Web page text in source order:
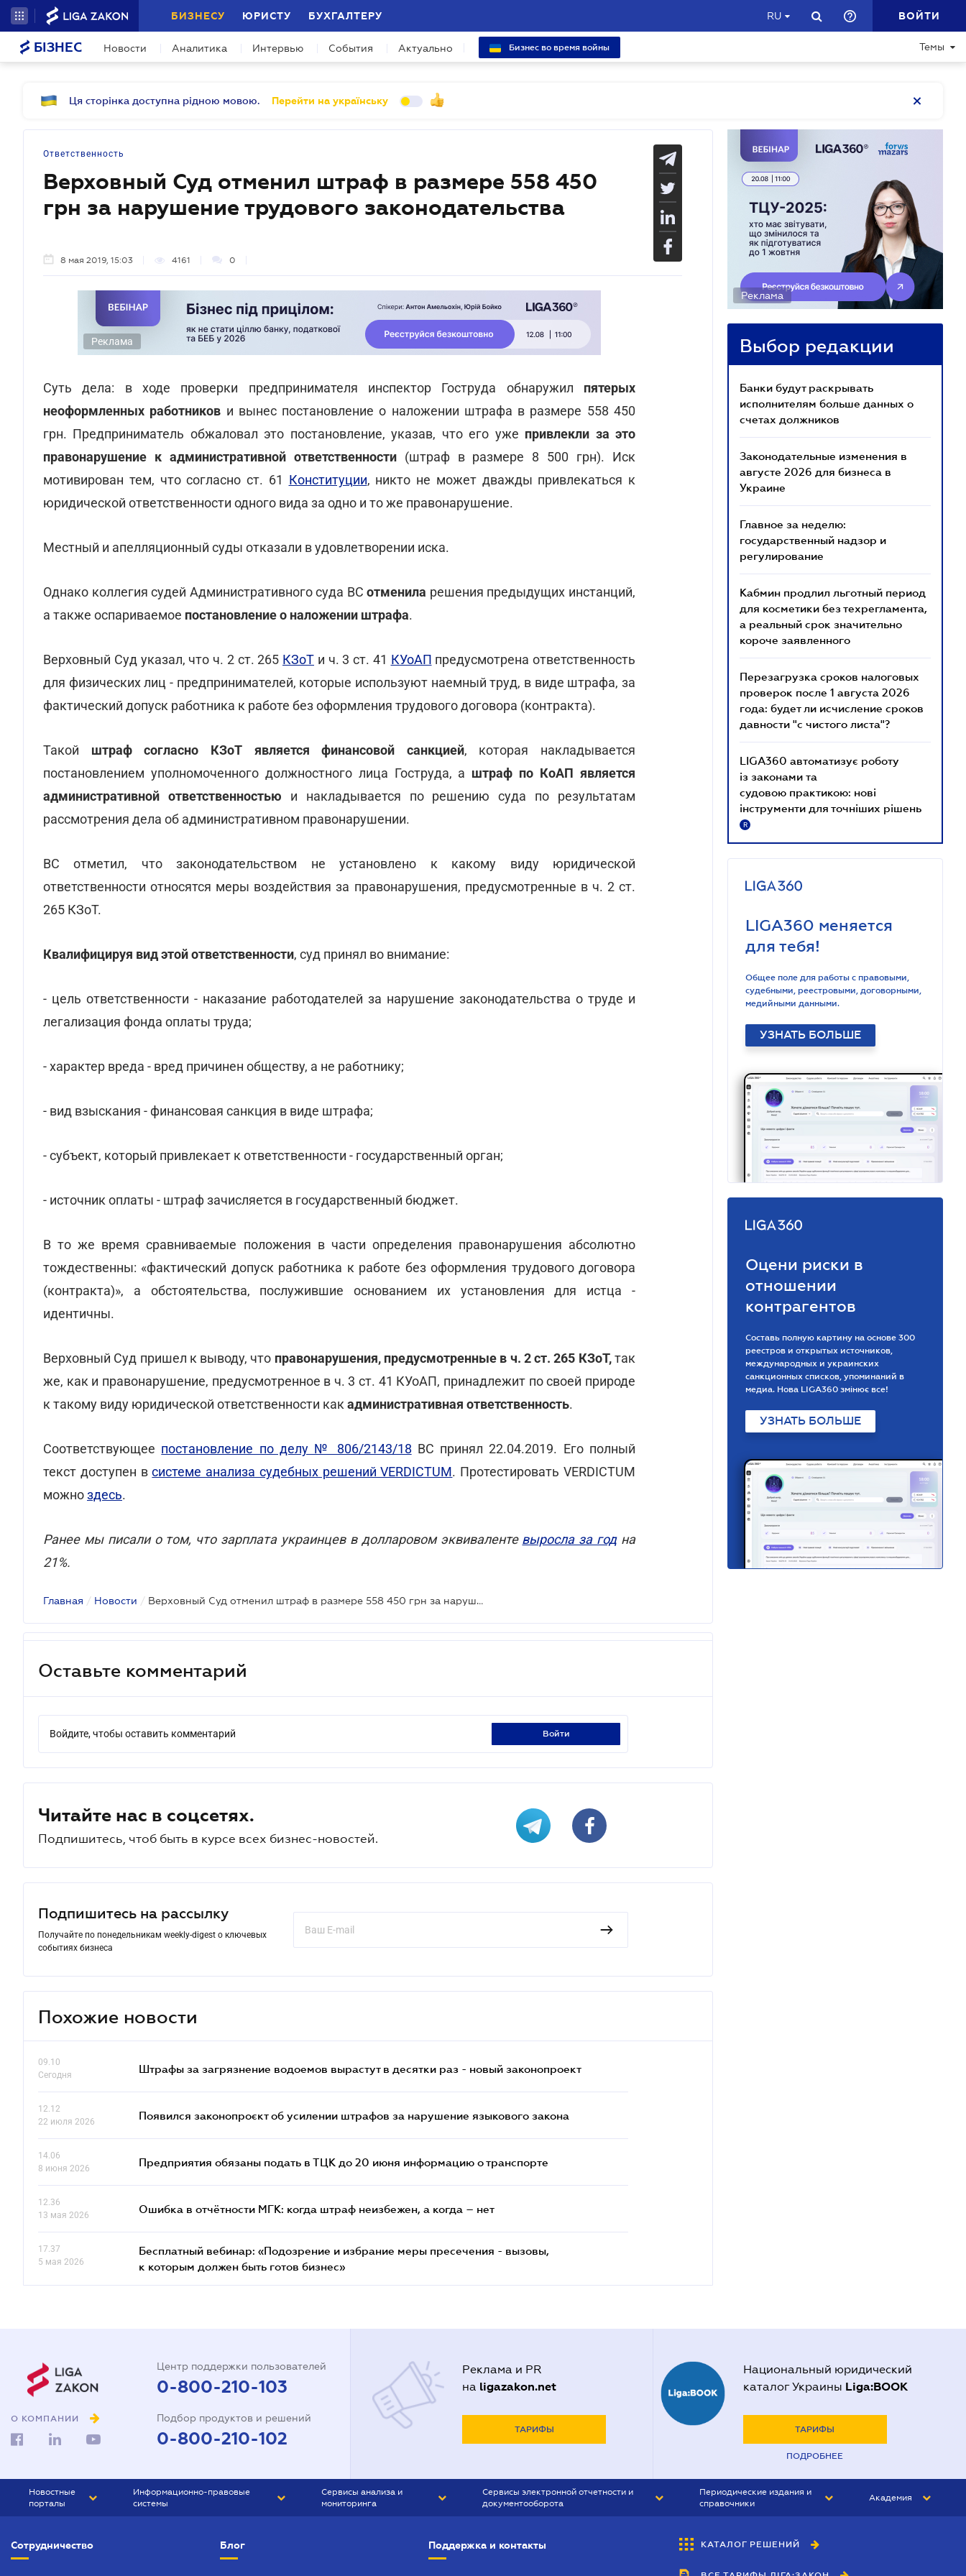
БИЗНЕСУ ЮРИСТУ БУХГАЛТЕРУ RU ВОЙТИ
БІЗНЕС Новости Аналитика Интервью События Актуально Бизнес во время войны Темы
Ця сторінка доступна рідною мовою. Перейти на українську
Ответственность
Верховный Суд отменил штраф в размере 558 450
грн за нарушение трудового законодательства
8 мая 2019, 15:03 4161 0
Реклама
Суть дела: в ходе проверки предпринимателя инспектор Гоструда обнаружил пятерых
неоформленных работников и вынес постановление о наложении штрафа в размере 558 450
грн. Предприниматель обжаловал это постановление, указав, что его уже привлекли за это
правонарушение к административной ответственности(штраф в размере 8 500 грн). Иск
мотивирован тем, что согласно ст. 61 Конституции, никто не может дважды привлекаться к
юридической ответственности одного вида за одно и то же правонарушение.
Местный и апелляционный суды отказали в удовлетворении иска.
Однако коллегия судей Административного суда ВС отменила решения предыдущих инстанций,
а также оспариваемое постановление о наложении штрафа.
Верховный Суд указал, что ч. 2 ст. 265 КЗоТ и ч. 3 ст. 41 КУоАП предусмотрена ответственность
для физических лиц - предпринимателей, которые используют наемный труд, в виде штрафа, за
фактический допуск работника к работе без оформления трудового договора (контракта).
Такой штраф согласно КЗоТ является финансовой санкцией, которая накладывается
постановлением уполномоченного должностного лица Гоструда, а штраф по КоАП является
административной ответственностью и накладывается по решению суда по результатам
рассмотрения дела об административном правонарушении.
ВС отметил, что законодательством не установлено к какому виду юридической
ответственности относятся меры воздействия за правонарушения, предусмотренные в ч. 2 ст.
265 КЗоТ.
Квалифицируя вид этой ответственности, суд принял во внимание:
- цель ответственности - наказание работодателей за нарушение законодательства о труде и
легализация фонда оплаты труда;
- характер вреда - вред причинен обществу, а не работнику;
- вид взыскания - финансовая санкция в виде штрафа;
- субъект, который привлекает к ответственности - государственный орган;
- источник оплаты - штраф зачисляется в государственный бюджет.
В то же время сравниваемые положения в части определения правонарушения абсолютно
тождественны: «фактический допуск работника к работе без оформления трудового договора
(контракта)», а обстоятельства, послужившие основанием их установления для истца -
идентичны.
Верховный Суд пришел к выводу, что правонарушения, предусмотренные в ч. 2 ст. 265 КЗоТ,так
же, как и правонарушение, предусмотренное в ч. 3 ст. 41 КУоАП, принадлежит по своей природе
к такому виду юридической ответственности как административная ответственность.
Соответствующее постановление по делу № 806/2143/18 ВС принял 22.04.2019. Его полный
текст доступен всистеме анализа судебных решений VERDICTUM. Протестировать VERDICTUM
можноздесь.
Ранее мы писали о том, что зарплата украинцев в долларовом эквиваленте выросла за годна
21%.
Главная / Новости / Верховный Суд отменил штраф в размере 558 450 грн за нарушение трудового законодательства
Оставьте комментарий
Войдите, чтобы оставить комментарий войти
Читайте нас в соцсетях.
Подпишитесь, чтоб быть в курсе всех бизнес-новостей.
Подпишитесь на рассылку
Получайте по понедельникам weekly-digest о ключевых
событиях бизнеса
Похожие новости
09.10
Сегодня
Штрафы за загрязнение водоемов вырастут в десятки раз - новый законопроект
12.12
22 июля 2026
Появился законопроєкт об усилении штрафов за нарушение языкового закона
14.06
8 июня 2026
Предприятия обязаны подать в ТЦК до 20 июня информацию о транспорте
12.36
13 мая 2026
Ошибка в отчётности МГК: когда штраф неизбежен, а когда – нет
17.37
5 мая 2026
Бесплатный вебинар: «Подозрение и избрание меры пресечения - вызовы,
к которым должен быть готов бизнес»
Реклама
Выбор редакции
Банки будут раскрывать
исполнителям больше данных о
счетах должников
Законодательные изменения в
августе 2026 для бизнеса в
Украине
Главное за неделю:
государственный надзор и
регулирование
Кабмин продлил льготный период
для косметики без техрегламента,
а реальный срок значительно
короче заявленного
Перезагрузка сроков налоговых
проверок после 1 августа 2026
года: будет ли исчисление сроков
давности "с чистого листа"?
LIGA360 автоматизує роботу
із законами та
судовою практикою: нові
інструменти для точніших рішень
R
LIGA360 меняется
для тебя!
Общее поле для работы с правовыми,
судебными, реестровыми, договорными,
медийными данными.
УЗНАТЬ БОЛЬШЕ
Оцени риски в
отношении
контрагентов
Составь полную картину на основе 300
реестров и открытых источников,
международных и украинских
санкционных списков, упоминаний в
медиа. Нова LIGA360 змінює все!
УЗНАТЬ БОЛЬШЕ
О КОМПАНИИ
Центр поддержки пользователей
0-800-210-103
Подбор продуктов и решений
0-800-210-102
Реклама и PR
на ligazakon.net
ТАРИФЫ
Национальный юридический
каталог Украины Liga:BOOK
ТАРИФЫ
ПОДРОБНЕЕ
Новостные
порталы
БИЗНЕС
Информационно-правовые
системы
Сервисы анализа и
мониторинга
Сервисы электронной отчетности и
документооборота
Периодические издания и
справочники
БУХГАЛТЕР&ЗАКОН
Академия
Сотрудничество Блог Поддержка и контакты КАТАЛОГ РЕШЕНИЙ